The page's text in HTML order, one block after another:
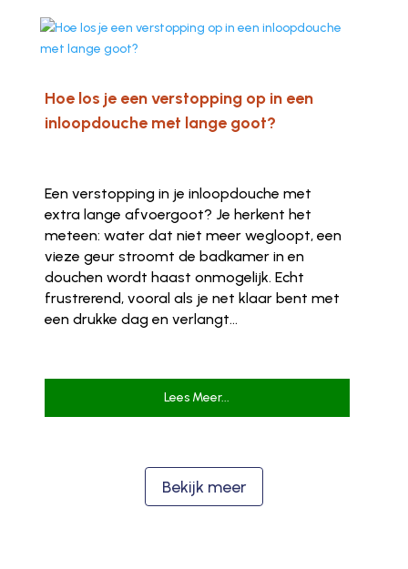
Hoe los je een verstopping op in een
inloopdouche met lange goot?
Een verstopping in je inloopdouche met
extra lange afvoergoot? Je herkent het
meteen: water dat niet meer wegloopt, een
vieze geur stroomt de badkamer in en
douchen wordt haast onmogelijk. Echt
frustrerend, vooral als je net klaar bent met
een drukke dag en verlangt...
Lees Meer...
Bekijk meer